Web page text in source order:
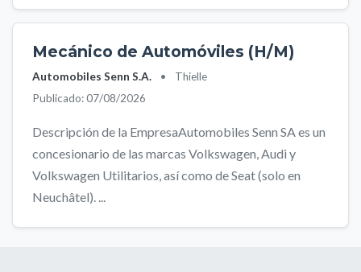
Mecánico de Automóviles (H/M)
Automobiles Senn S.A. •
Thielle
Publicado: 07/08/2026
Descripción de la EmpresaAutomobiles Senn SA es un
concesionario de las marcas Volkswagen, Audi y
Volkswagen Utilitarios, así como de Seat (solo en
Neuchâtel). ...